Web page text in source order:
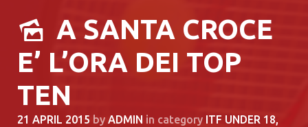
A SANTA CROCE
E’ L’ORA DEI TOP
TEN
21 APRIL 2015 by ADMIN in category ITF UNDER 18,